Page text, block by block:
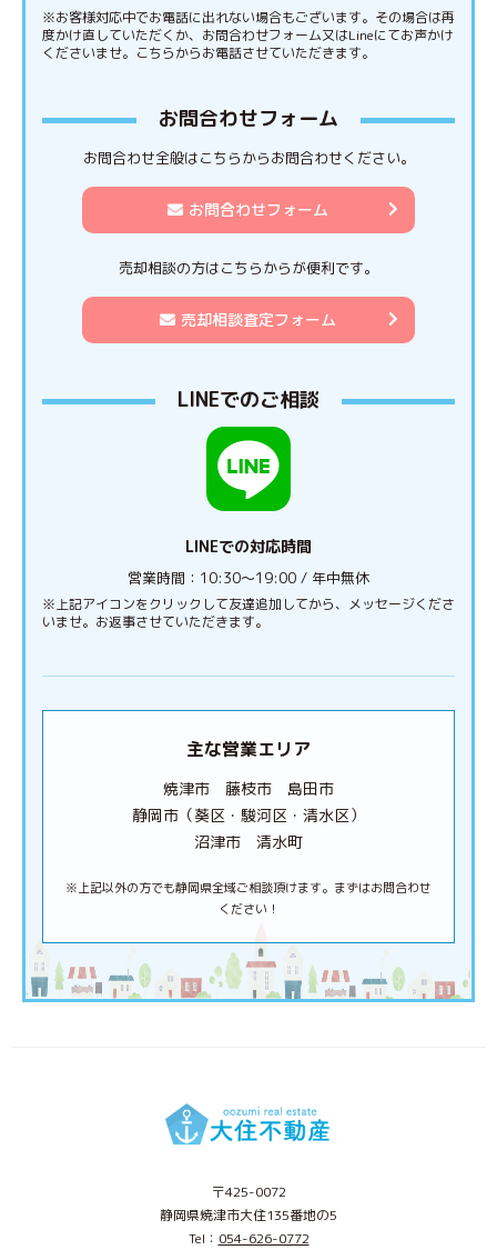
※お客様対応中でお電話に出れない場合もございます。その場合は再
度かけ直していただくか、お問合わせフォーム又はLineにてお声かけ
くださいませ。こちらからお電話させていただきます。
お問合わせフォーム
お問合わせ全般はこちらからお問合わせください。
お問合わせフォーム
売却相談の方はこちらからが便利です。
売却相談査定フォーム
LINEでのご相談
LINEでの対応時間
営業時間：10:30〜19:00 / 年中無休
※上記アイコンをクリックして友達追加してから、メッセージくださ
いませ。お返事させていただきます。
主な営業エリア
焼津市 藤枝市 島田市
静岡市（葵区・駿河区・清水区）
沼津市 清水町
※上記以外の方でも静岡県全域ご相談頂けます。まずはお問合わせ
ください！
〒425-0072
静岡県焼津市大住135番地の5
Tel： 054-626-0772